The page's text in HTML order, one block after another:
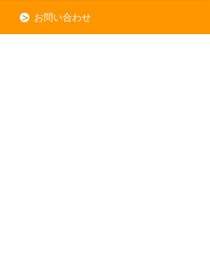
お問い合わせ